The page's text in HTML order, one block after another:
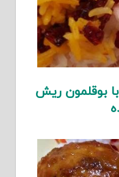
بوقلمون ریش